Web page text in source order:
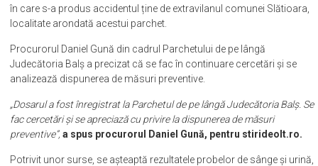
în care s-a produs accidentul ține de extravilanul comunei Slătioara,
localitate arondată acestui parchet.
Procurorul Daniel Gună din cadrul Parchetului de pe lângă
Judecătoria Balș a precizat că se fac în continuare cercetări și se
analizează dispunerea de măsuri preventive.
„Dosarul a fost înregistrat la Parchetul de pe lângă Judecătoria Balș. Se
fac cercetări și se apreciază cu privire la dispunerea de măsuri
preventive”, a spus procurorul Daniel Gună, pentru stirideolt.ro.
Potrivit unor surse, se așteaptă rezultatele probelor de sânge și urină,